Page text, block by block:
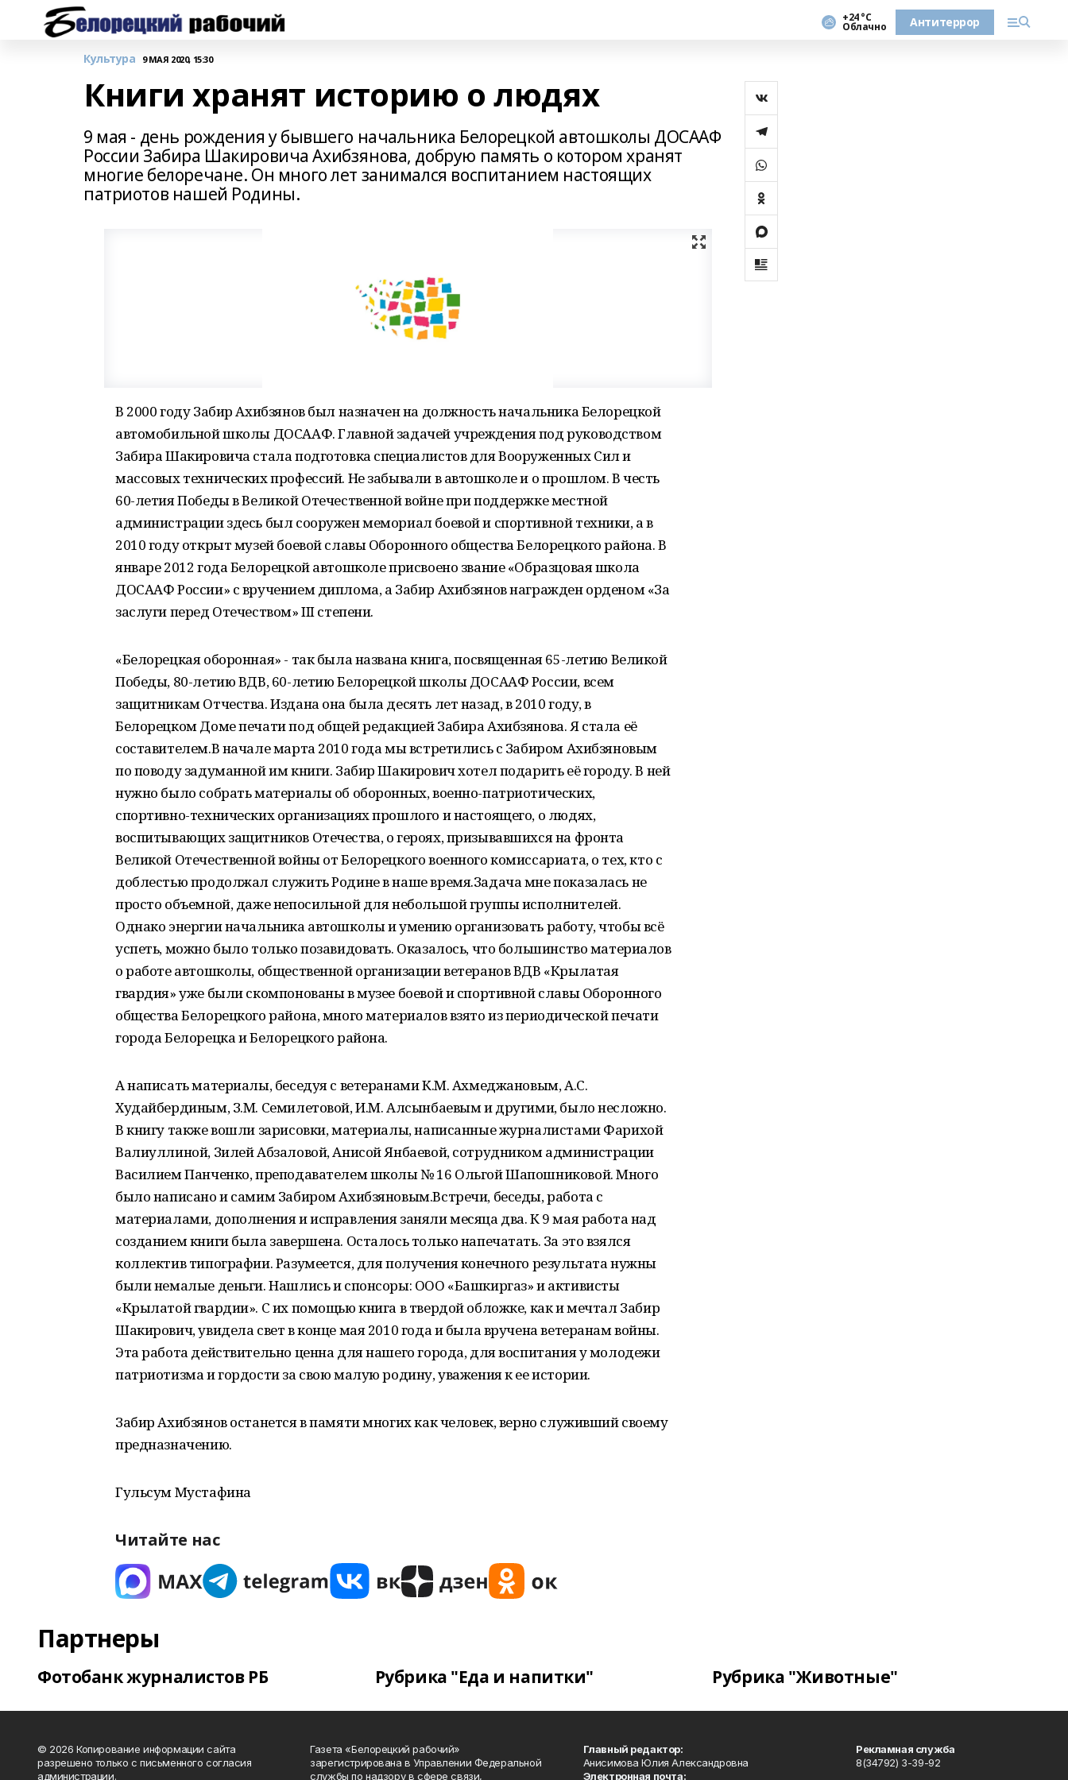
+24 °С
Облачно Антитеррор
Культура 9 МАЯ 2020, 15:30
Книги хранят историю о людях
9 мая - день рождения у бывшего начальника Белорецкой автошколы ДОСААФ
России Забира Шакировича Ахибзянова, добрую память о котором хранят
многие белоречане. Он много лет занимался воспитанием настоящих
патриотов нашей Родины.
В 2000 году Забир Ахибзянов был назначен на должность начальника Белорецкой
автомобильной школы ДОСААФ. Главной задачей учреждения под руководством
Забира Шакировича стала подготовка специалистов для Вооруженных Сил и
массовых технических профессий. Не забывали в автошколе и о прошлом. В честь
60-летия Победы в Великой Отечественной войне при поддержке местной
администрации здесь был сооружен мемориал боевой и спортивной техники, а в
2010 году открыт музей боевой славы Оборонного общества Белорецкого района. В
январе 2012 года Белорецкой автошколе присвоено звание «Образцовая школа
ДОСААФ России» с вручением диплома, а Забир Ахибзянов награжден орденом «За
заслуги перед Отечеством» III степени.
«Белорецкая оборонная» - так была названа книга, посвященная 65-летию Великой
Победы, 80-летию ВДВ, 60-летию Белорецкой школы ДОСААФ России, всем
защитникам Отчества. Издана она была десять лет назад, в 2010 году, в
Белорецком Доме печати под общей редакцией Забира Ахибзянова. Я стала её
составителем.В начале марта 2010 года мы встретились с Забиром Ахибзяновым
по поводу задуманной им книги. Забир Шакирович хотел подарить её городу. В ней
нужно было собрать материалы об оборонных, военно-патриотических,
спортивно-технических организациях прошлого и настоящего, о людях,
воспитывающих защитников Отечества, о героях, призывавшихся на фронта
Великой Отечественной войны от Белорецкого военного комиссариата, о тех, кто с
доблестью продолжал служить Родине в наше время.Задача мне показалась не
просто объемной, даже непосильной для небольшой группы исполнителей.
Однако энергии начальника автошколы и умению организовать работу, чтобы всё
успеть, можно было только позавидовать. Оказалось, что большинство материалов
о работе автошколы, общественной организации ветеранов ВДВ «Крылатая
гвардия» уже были скомпонованы в музее боевой и спортивной славы Оборонного
общества Белорецкого района, много материалов взято из периодической печати
города Белорецка и Белорецкого района.
А написать материалы, беседуя с ветеранами К.М. Ахмеджановым, А.С.
Худайбердиным, З.М. Семилетовой, И.М. Алсынбаевым и другими, было несложно.
В книгу также вошли зарисовки, материалы, написанные журналистами Фарихой
Валиуллиной, Зилей Абзаловой, Анисой Янбаевой, сотрудником администрации
Василием Панченко, преподавателем школы № 16 Ольгой Шапошниковой. Много
было написано и самим Забиром Ахибзяновым.Встречи, беседы, работа с
материалами, дополнения и исправления заняли месяца два. К 9 мая работа над
созданием книги была завершена. Осталось только напечатать. За это взялся
коллектив типографии. Разумеется, для получения конечного результата нужны
были немалые деньги. Нашлись и спонсоры: ООО «Башкиргаз» и активисты
«Крылатой гвардии». С их помощью книга в твердой обложке, как и мечтал Забир
Шакирович, увидела свет в конце мая 2010 года и была вручена ветеранам войны.
Эта работа действительно ценна для нашего города, для воспитания у молодежи
патриотизма и гордости за свою малую родину, уважения к ее истории.
Забир Ахибзянов останется в памяти многих как человек, верно служивший своему
предназначению.
Гульсум Мустафина
Читайте нас
Партнеры
Фотобанк журналистов РБ Рубрика "Еда и напитки" Рубрика "Животные"
© 2026 Копирование информации сайта
разрешено только с письменного согласия
администрации.
Газета «Белорецкий рабочий»
зарегистрирована в Управлении Федеральной
службы по надзору в сфере связи,
Главный редактор:
Анисимова Юлия Александровна
Электронная почта:
Рекламная служба
8(34792) 3-39-92